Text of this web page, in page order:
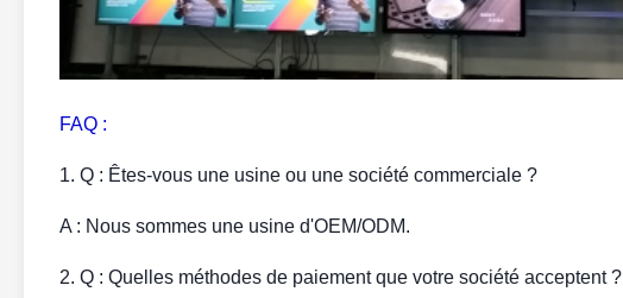
FAQ :
1. Q : Êtes-vous une usine ou une société commerciale ?
A : Nous sommes une usine d'OEM/ODM.
2. Q : Quelles méthodes de paiement que votre société acceptent ?